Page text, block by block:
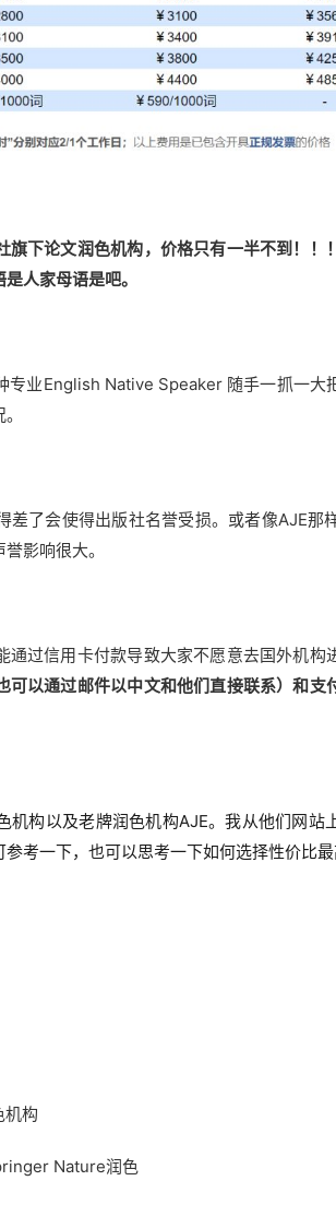
旗下论文润色机构，价格只有一半不到！！
人家母语是吧。
专业English Native Speaker 随手一抓一大
差了会使得出版社名誉受损。或者像AJE那
影响很大。
过信用卡付款导致大家不愿意去国外机构
以通过邮件以中文和他们直接联系）和支
机构以及老牌润色机构AJE。我从他们网站
考一下，也可以思考一下如何选择性价比最
构
Nature润色